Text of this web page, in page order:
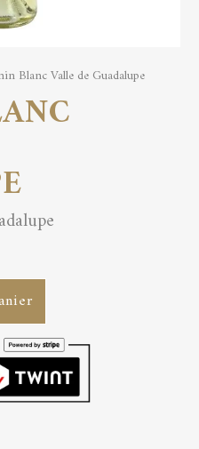
Blanc Valle de Guadalupe